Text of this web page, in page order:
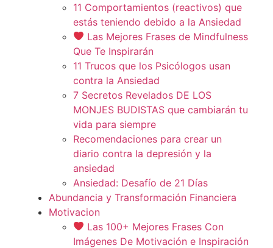
11 Comportamientos (reactivos) que
estás teniendo debido a la Ansiedad
Las Mejores Frases de Mindfulness
Que Te Inspirarán
11 Trucos que los Psicólogos usan
contra la Ansiedad
7 Secretos Revelados DE LOS
MONJES BUDISTAS que cambiarán tu
vida para siempre
Recomendaciones para crear un
diario contra la depresión y la
ansiedad
Ansiedad: Desafío de 21 Días
Abundancia y Transformación Financiera
Motivacion
Las 100+ Mejores Frases Con
Imágenes De Motivación e Inspiración